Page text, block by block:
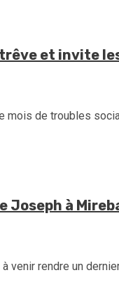
et invite
de troubles
Joseph à
venir rendre un